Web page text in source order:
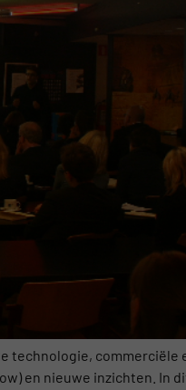
technologie, commerciële
en nieuwe inzichten. In